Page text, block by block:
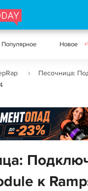
Популярное Новое
Песочница:
к